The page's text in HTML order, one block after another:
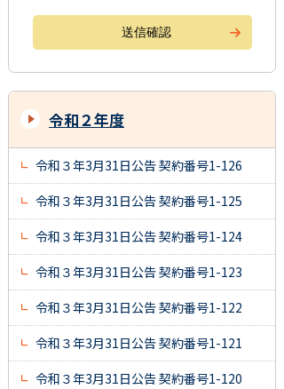
令和２年度
令和３年3月31日公告 契約番号1-126
令和３年3月31日公告 契約番号1-125
令和３年3月31日公告 契約番号1-124
令和３年3月31日公告 契約番号1-123
令和３年3月31日公告 契約番号1-122
令和３年3月31日公告 契約番号1-121
令和３年3月31日公告 契約番号1-120